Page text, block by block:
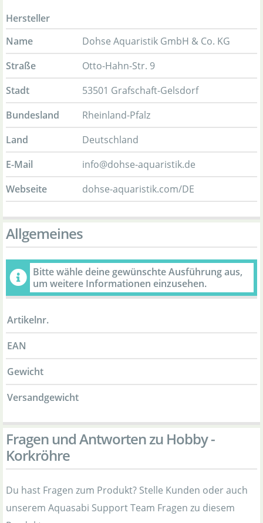
Hersteller
Name
Dohse Aquaristik GmbH & Co. KG
Straße
Otto-Hahn-Str. 9
Stadt
53501 Grafschaft-Gelsdorf
Bundesland
Rheinland-Pfalz
Land
Deutschland
E-Mail
info@dohse-aquaristik.de
Webseite
dohse-aquaristik.com/DE
Allgemeines
Bitte wähle deine gewünschte Ausführung aus,
um weitere Informationen einzusehen.
Artikelnr.
EAN
Gewicht
Versandgewicht
Fragen und Antworten zu Hobby -
Korkröhre
Du hast Fragen zum Produkt? Stelle Kunden oder auch
unserem Aquasabi Support Team Fragen zu diesem